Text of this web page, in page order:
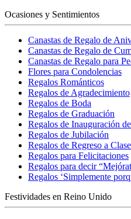
Ocasiones y Sentimientos
Canastas de Regalo de
Canastas de Regalo de
Canastas de Regalo para
Flores para Condolencias
Regalos Románticos
Regalos de Agradecimiento
Regalos de Boda
Regalos de Graduación
Regalos de Inauguración
Regalos de Jubilación
Regalos de Regreso a
Regalos para Felicitaciones
Regalos para decir
Regalos ‘Simplemente
Festividades en Reino Unido